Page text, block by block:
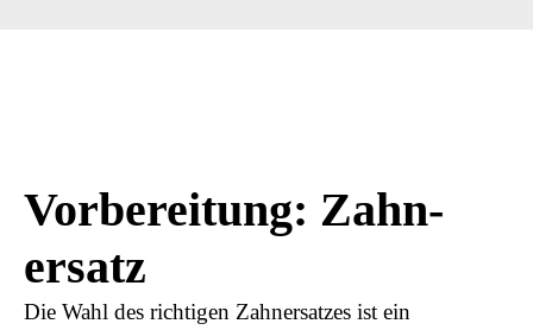
Vorbereitung: Zahn­
ersatz
Die Wahl des richtigen Zahnersatzes ist ein